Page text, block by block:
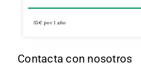
35€ por 1 año
Contacta con nosotros